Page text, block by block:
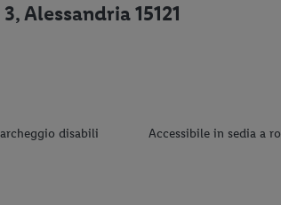
Alessandria 15121
disabili Accessibile in sedia a